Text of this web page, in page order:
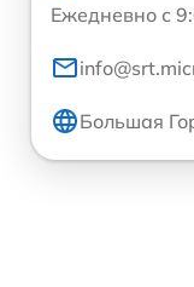
Ежедневно с
Большая